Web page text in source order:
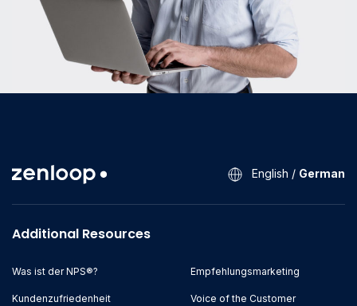
English / German
Additional Resources
Was ist der NPS®?
Kundenzufriedenheit
Empfehlungsmarketing
Voice of the Customer